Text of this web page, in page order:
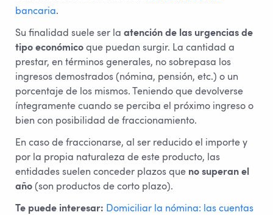
bancaria.
Su finalidad suele ser la atención de las urgencias de
tipo económico que puedan surgir. La cantidad a
prestar, en términos generales, no sobrepasa los
ingresos demostrados (nómina, pensión, etc.) o un
porcentaje de los mismos. Teniendo que devolverse
íntegramente cuando se perciba el próximo ingreso o
bien con posibilidad de fraccionamiento.
En caso de fraccionarse, al ser reducido el importe y
por la propia naturaleza de este producto, las
entidades suelen conceder plazos que no superan el
año (son productos de corto plazo).
Te puede interesar: Domiciliar la nómina: las cuentas